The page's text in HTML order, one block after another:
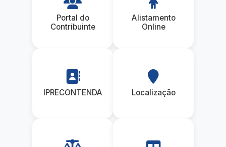
Portal do
Contribuinte
Alistamento
Online
IPRECONTENDA Localização